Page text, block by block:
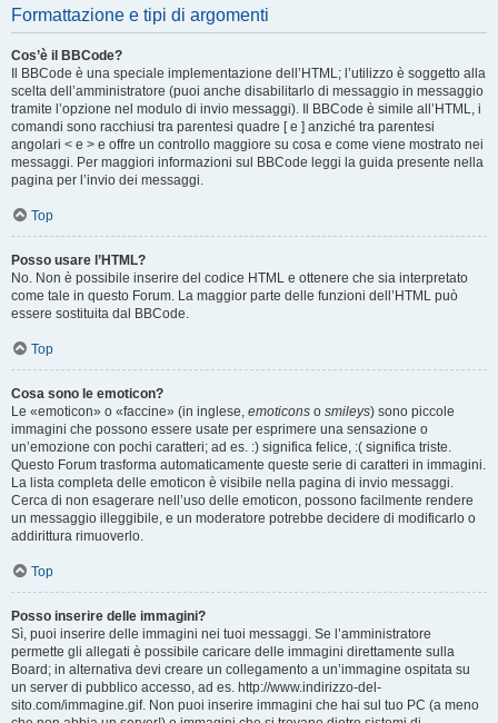
Formattazione e tipi di argomenti
Cos’è il BBCode?
Il BBCode è una speciale implementazione dell’HTML; l’utilizzo è soggetto alla
scelta dell’amministratore (puoi anche disabilitarlo di messaggio in messaggio
tramite l’opzione nel modulo di invio messaggi). Il BBCode è simile all’HTML, i
comandi sono racchiusi tra parentesi quadre [ e ] anziché tra parentesi
angolari < e > e offre un controllo maggiore su cosa e come viene mostrato nei
messaggi. Per maggiori informazioni sul BBCode leggi la guida presente nella
pagina per l’invio dei messaggi.
Top
Posso usare l’HTML?
No. Non è possibile inserire del codice HTML e ottenere che sia interpretato
come tale in questo Forum. La maggior parte delle funzioni dell’HTML può
essere sostituita dal BBCode.
Top
Cosa sono le emoticon?
Le «emoticon» o «faccine» (in inglese, emoticons o smileys) sono piccole
immagini che possono essere usate per esprimere una sensazione o
un’emozione con pochi caratteri; ad es. :) significa felice, :( significa triste.
Questo Forum trasforma automaticamente queste serie di caratteri in immagini.
La lista completa delle emoticon è visibile nella pagina di invio messaggi.
Cerca di non esagerare nell’uso delle emoticon, possono facilmente rendere
un messaggio illeggibile, e un moderatore potrebbe decidere di modificarlo o
addirittura rimuoverlo.
Top
Posso inserire delle immagini?
Sì, puoi inserire delle immagini nei tuoi messaggi. Se l’amministratore
permette gli allegati è possibile caricare delle immagini direttamente sulla
Board; in alternativa devi creare un collegamento a un’immagine ospitata su
un server di pubblico accesso, ad es. http://www.indirizzo-del-
sito.com/immagine.gif. Non puoi inserire immagini che hai sul tuo PC (a meno